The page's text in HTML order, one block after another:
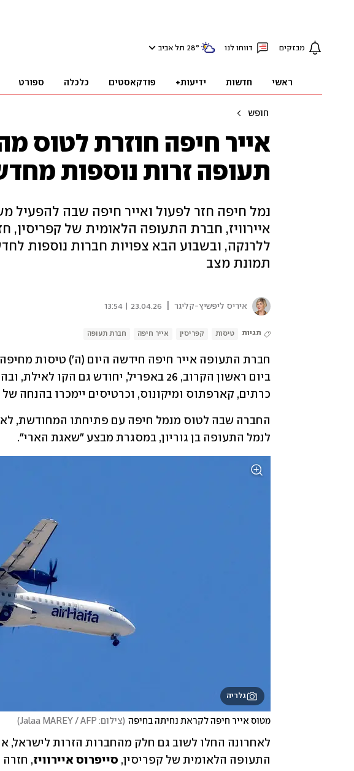
מבזקים דווחו לנו 28° תל אביב
ראשי חדשות ידיעות+ פודקאסטים כלכלה ספורט
חופש
אייר חיפה חוזרת לטוס
תעופה זרות נוספות
נמל חיפה חזר לפעול ואייר חיפה שבה להפעיל
איירוויז, חברת התעופה הלאומית של קפריסין,
ללרנקה, ובשבוע הבא צפויות חברות נוספות
תמונת מצב
איריס ליפשיץ-קליגר 23.04.26 | 13:54
תגיות טיסות קפריסין אייר חיפה חברת תעופה
כרתים, קארפתוס ומיקונוס, וכרטיסים יימכרו בהנחה של 25% עד 18 במאי.
לנמל התעופה בן גוריון, במסגרת מבצע "שאגת הארי".
גלריה
מטוס אייר חיפה לקראת נחיתה בחיפה (צילום: Jalaa MAREY / AFP )
התעופה הלאומית של קפריסין, סייפרוס איירוויז